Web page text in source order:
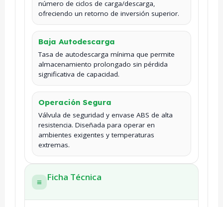
número de ciclos de carga/descarga,
ofreciendo un retorno de inversión superior.
Baja Autodescarga
Tasa de autodescarga mínima que permite
almacenamiento prolongado sin pérdida
significativa de capacidad.
Operación Segura
Válvula de seguridad y envase ABS de alta
resistencia. Diseñada para operar en
ambientes exigentes y temperaturas
extremas.
≡ Ficha Técnica